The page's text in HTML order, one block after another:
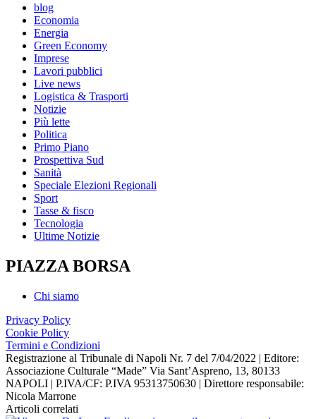
blog
Economia
Energia
Green Economy
Imprese
Lavori pubblici
Live news
Logistica & Trasporti
Notizie
Più lette
Politica
Primo Piano
Prospettiva Sud
Sanità
Speciale Elezioni Regionali
Sport
Tasse & fisco
Tecnologia
Ultime Notizie
PIAZZA BORSA
Chi siamo
Privacy Policy
Cookie Policy
Termini e Condizioni
Registrazione al Tribunale di Napoli Nr. 7 del 7/04/2022 | Editore:
Associazione Culturale “Made” Via Sant’Aspreno, 13, 80133
NAPOLI | P.IVA/CF: P.IVA 95313750630 | Direttore responsabile:
Nicola Marrone
Articoli correlati